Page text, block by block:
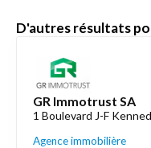
D'autres résultats
GR Immotrust SA
1 Boulevard J-F
Agence immobilière